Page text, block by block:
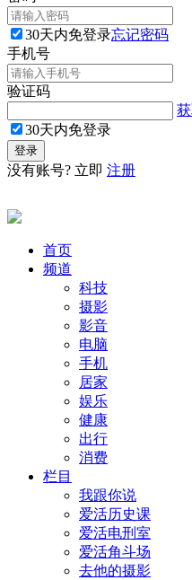
30天内免登录忘记密码
手机号
验证码
30天内免登录
没有账号? 立即 注册
首页
频道
科技
摄影
影音
电脑
手机
居家
娱乐
健康
出行
消费
栏目
我跟你说
爱活历史课
爱活电刑室
爱活角斗场
去他的摄影